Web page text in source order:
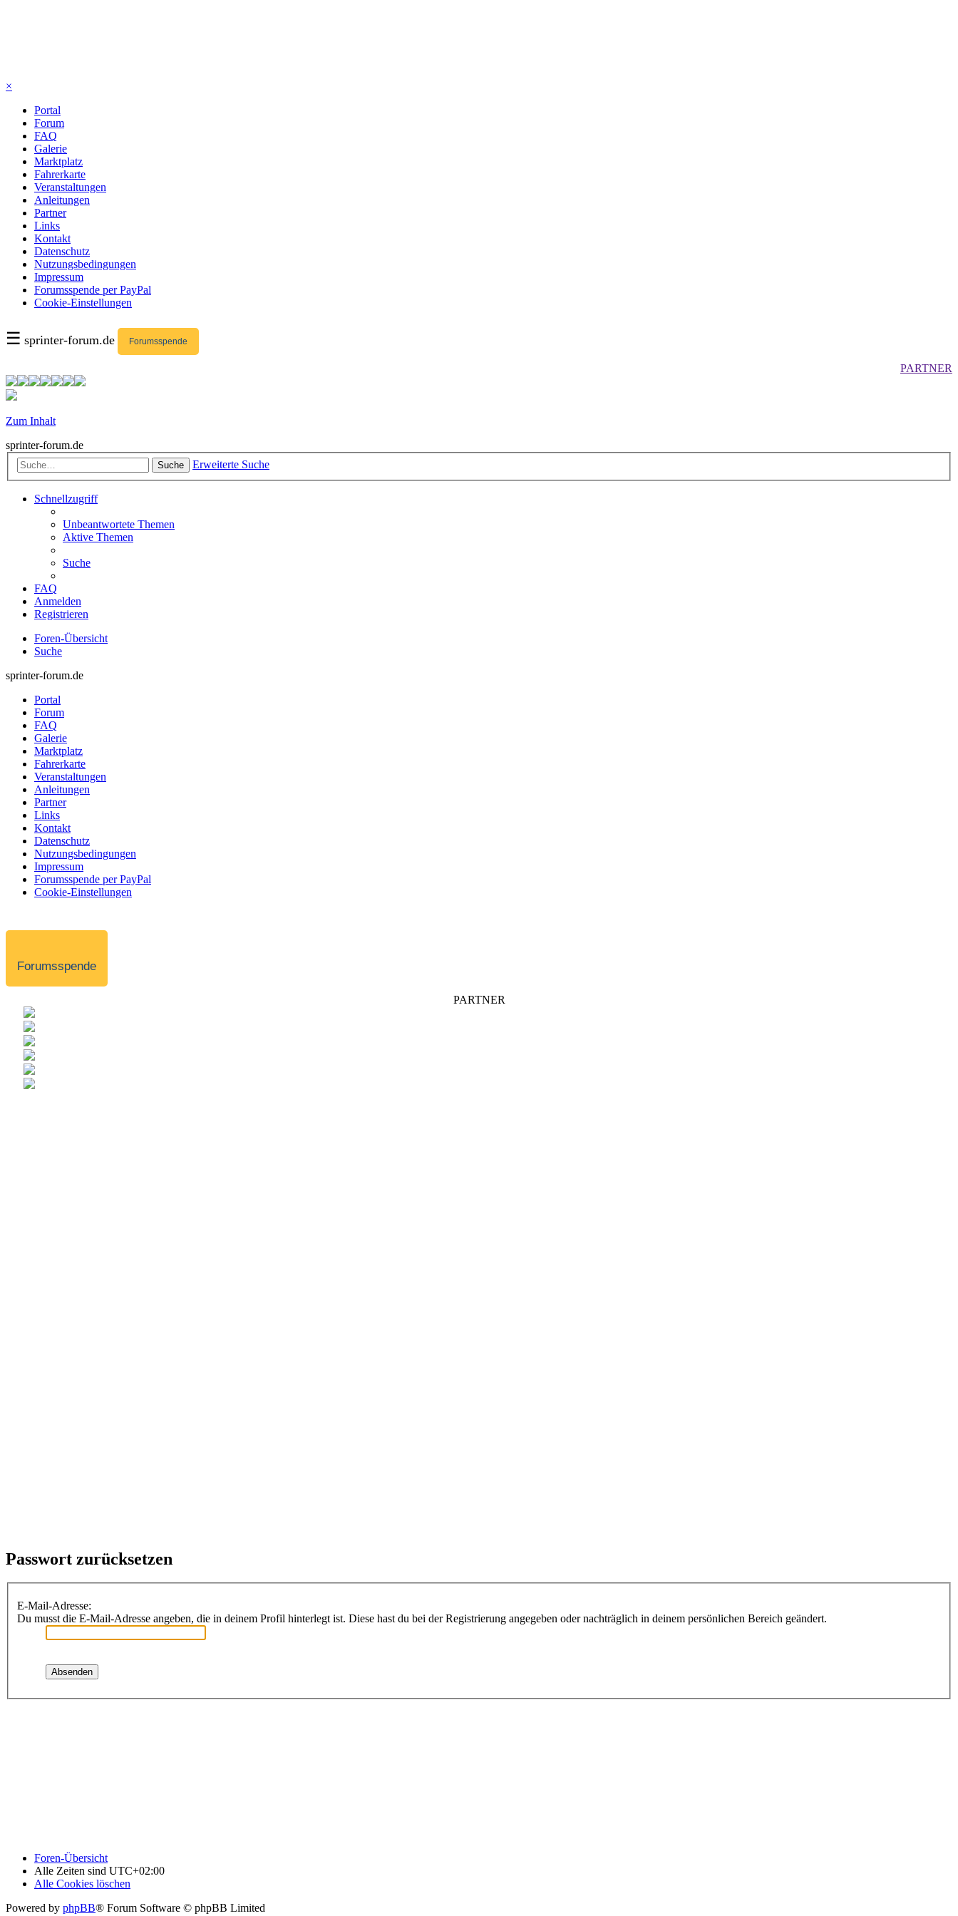
×
Portal
Forum
FAQ
Galerie
Marktplatz
Fahrerkarte
Veranstaltungen
Anleitungen
Partner
Links
Kontakt
Datenschutz
Nutzungsbedingungen
Impressum
Forumsspende per PayPal
Cookie-Einstellungen
☰ sprinter-forum.de Forumsspende
PARTNER
Zum Inhalt
sprinter-forum.de
Suche Erweiterte Suche
Schnellzugriff
Unbeantwortete Themen
Aktive Themen
Suche
FAQ
Anmelden
Registrieren
Foren-Übersicht
Suche
sprinter-forum.de
Portal
Forum
FAQ
Galerie
Marktplatz
Fahrerkarte
Veranstaltungen
Anleitungen
Partner
Links
Kontakt
Datenschutz
Nutzungsbedingungen
Impressum
Forumsspende per PayPal
Cookie-Einstellungen
Forumsspende
PARTNER
Passwort zurücksetzen
E-Mail-Adresse:
Du musst die E-Mail-Adresse angeben, die in deinem Profil hinterlegt ist. Diese hast du bei der Registrierung angegeben oder nachträglich in deinem persönlichen Bereich geändert.
Foren-Übersicht
Alle Zeiten sind UTC+02:00
Alle Cookies löschen
Powered by phpBB® Forum Software © phpBB Limited